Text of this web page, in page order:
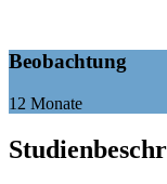
Beobachtung
12 Monate